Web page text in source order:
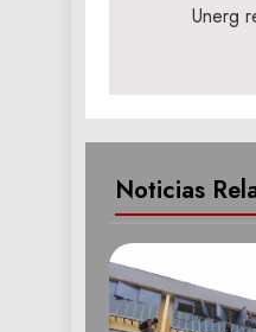
Unerg
Noticias